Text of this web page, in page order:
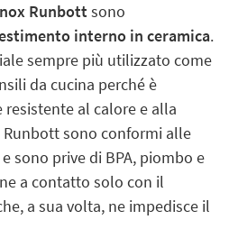
Runbottsono
interno in ceramica.
sempre più utilizzato come
da cucina perché è
al calore e alla
sono conformi alle
sono prive di BPA, piombo e
a contatto solo con il
a sua volta, ne impedisce il